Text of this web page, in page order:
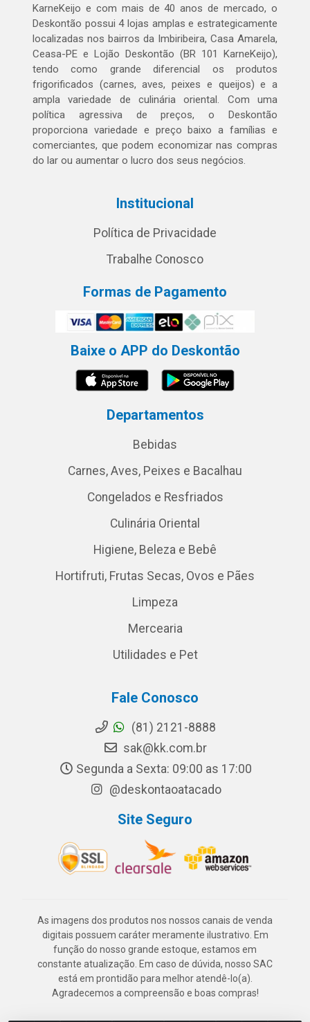
KarneKeijo e com mais de 40 anos de mercado, o
Deskontão possui 4 lojas amplas e estrategicamente
localizadas nos bairros da Imbiribeira, Casa Amarela,
Ceasa-PE e Lojão Deskontão (BR 101 KarneKeijo),
tendo como grande diferencial os produtos
frigorificados (carnes, aves, peixes e queijos) e a
ampla variedade de culinária oriental. Com uma
política agressiva de preços, o Deskontão
proporciona variedade e preço baixo a famílias e
comerciantes, que podem economizar nas compras
do lar ou aumentar o lucro dos seus negócios.
Institucional
Política de Privacidade
Trabalhe Conosco
Formas de Pagamento
Baixe o APP do Deskontão
Departamentos
Bebidas
Carnes, Aves, Peixes e Bacalhau
Congelados e Resfriados
Culinária Oriental
Higiene, Beleza e Bebê
Hortifruti, Frutas Secas, Ovos e Pães
Limpeza
Mercearia
Utilidades e Pet
Fale Conosco
(81) 2121-8888
sak@kk.com.br
Segunda a Sexta: 09:00 as 17:00
@deskontaoatacado
Site Seguro
As imagens dos produtos nos nossos canais de venda
digitais possuem caráter meramente ilustrativo. Em
função do nosso grande estoque, estamos em
constante atualização. Em caso de dúvida, nosso SAC
está em prontidão para melhor atendê-lo(a).
Agradecemos a compreensão e boas compras!